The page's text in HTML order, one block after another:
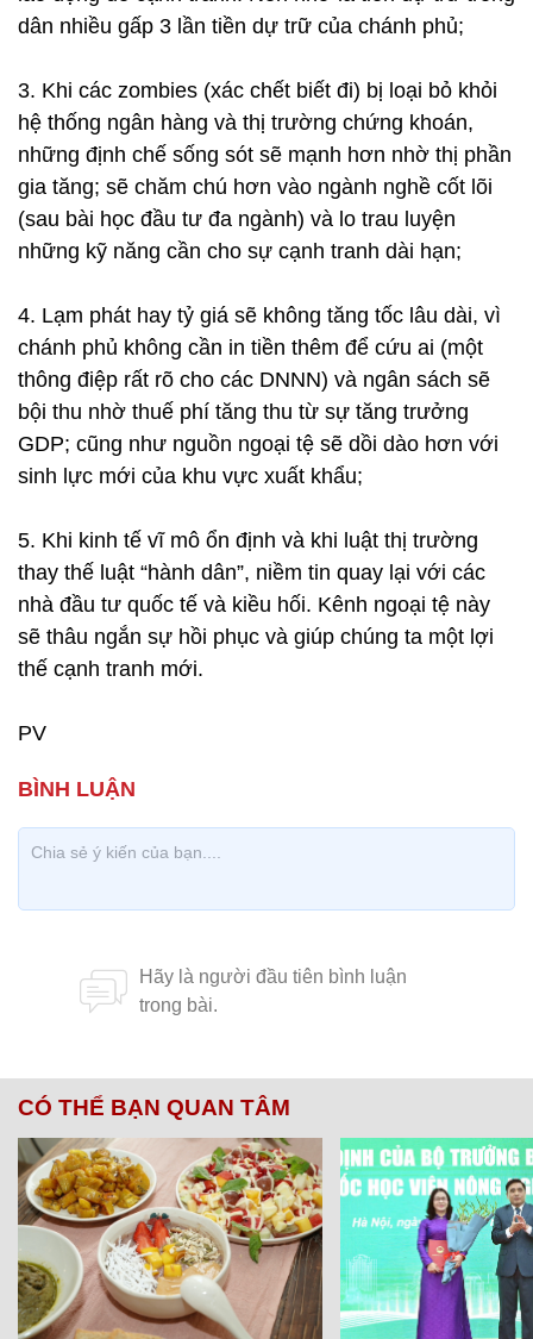
dân nhiều gấp 3 lần tiền dự trữ của chánh phủ;
3. Khi các zombies (xác chết biết đi) bị loại bỏ khỏi
hệ thống ngân hàng và thị trường chứng khoán,
những định chế sống sót sẽ mạnh hơn nhờ thị phần
gia tăng; sẽ chăm chú hơn vào ngành nghề cốt lõi
(sau bài học đầu tư đa ngành) và lo trau luyện
những kỹ năng cần cho sự cạnh tranh dài hạn;
4. Lạm phát hay tỷ giá sẽ không tăng tốc lâu dài, vì
chánh phủ không cần in tiền thêm để cứu ai (một
thông điệp rất rõ cho các DNNN) và ngân sách sẽ
bội thu nhờ thuế phí tăng thu từ sự tăng trưởng
GDP; cũng như nguồn ngoại tệ sẽ dồi dào hơn với
sinh lực mới của khu vực xuất khẩu;
5. Khi kinh tế vĩ mô ổn định và khi luật thị trường
thay thế luật “hành dân”, niềm tin quay lại với các
nhà đầu tư quốc tế và kiều hối. Kênh ngoại tệ này
sẽ thâu ngắn sự hồi phục và giúp chúng ta một lợi
thế cạnh tranh mới.
PV
CÓ THỂ BẠN QUAN TÂM